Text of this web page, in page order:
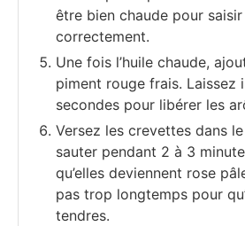
être bien chaude pour
correctement.
Une fois l’huile chaude,
piment rouge frais. Laissez
secondes pour libérer les
Versez les crevettes dans
sauter pendant 2 à 3
qu’elles deviennent rose
pas trop longtemps pour
tendres.